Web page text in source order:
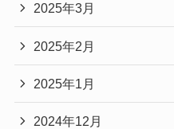
2025年3月
2025年2月
2025年1月
2024年12月